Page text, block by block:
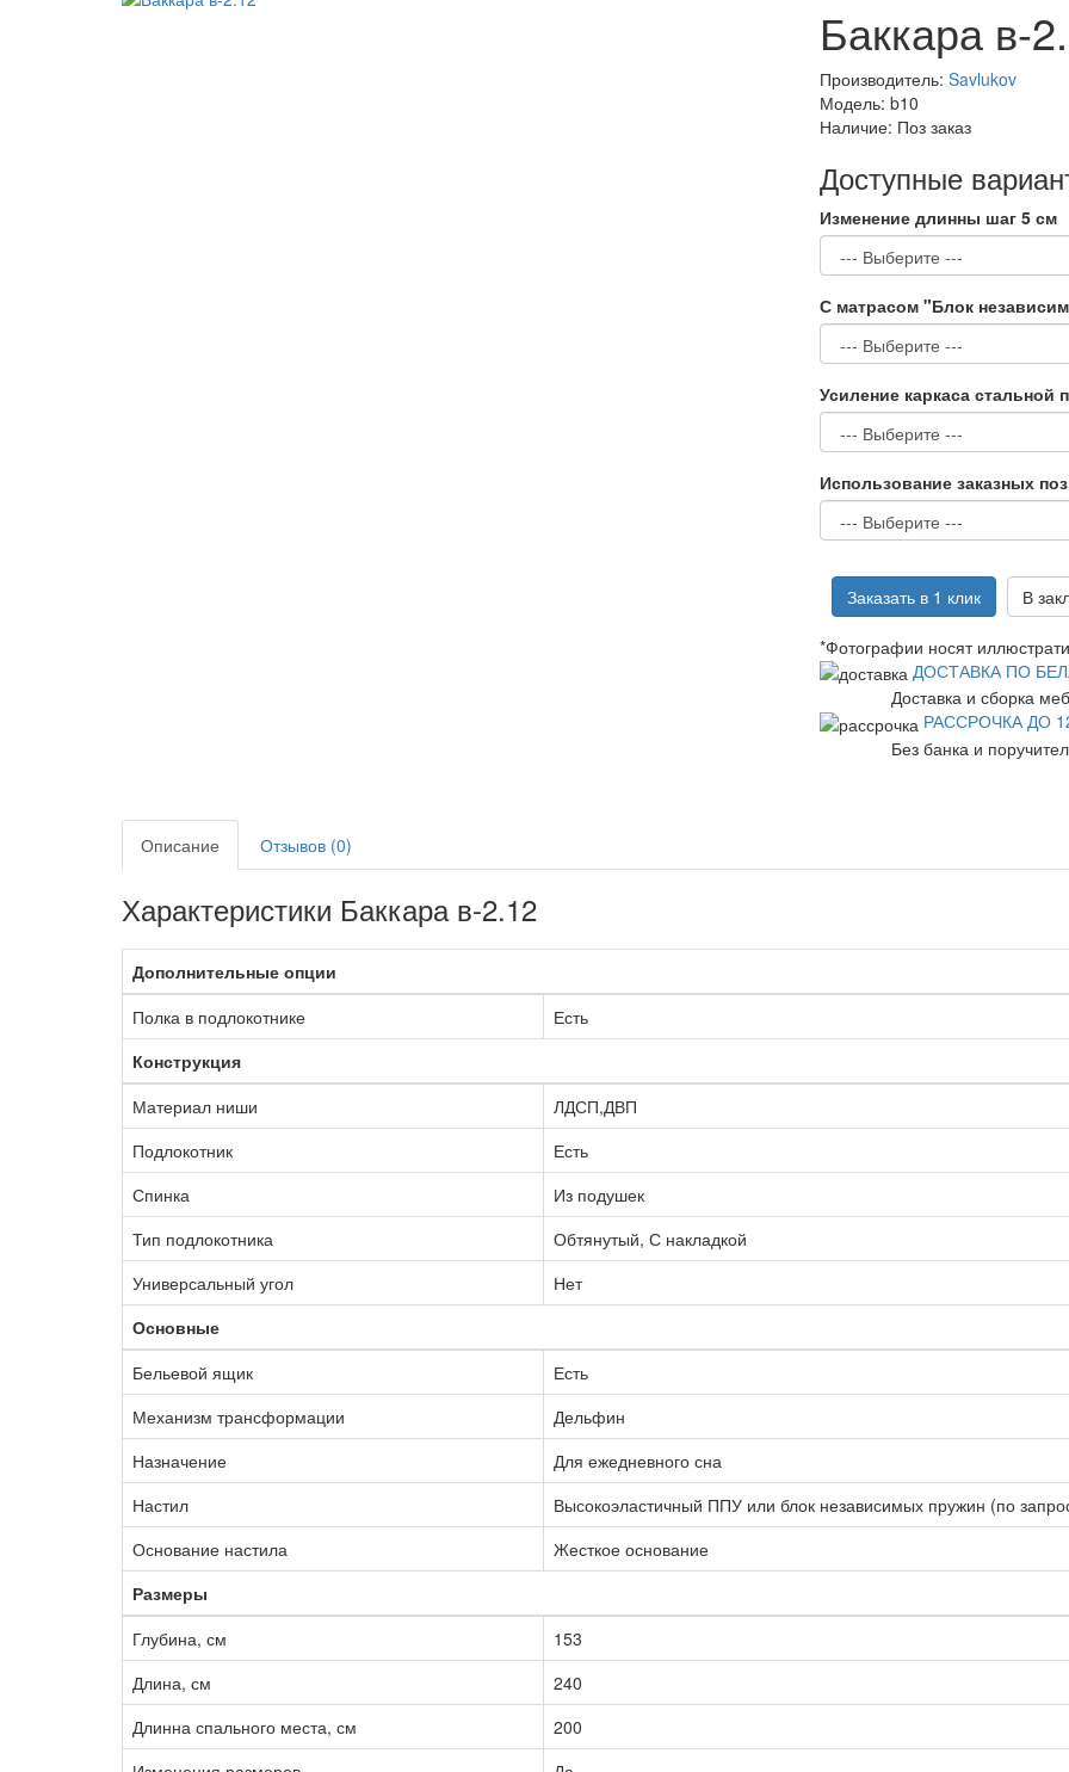
Баккара в-
Производитель: Savlukov
Модель: b10
Наличие: Поз заказ
Доступные
Изменение длинны шаг 5 см
С матрасом "Блок
Усиление каркаса стальной
Использование заказных
Заказать в 1 клик В
*Фотографии носят
ДОСТАВКА ПО
Доставка и сборка
РАССРОЧКА ДО
Без банка и
Описание Отзывов (0)
Характеристики Баккара в-2.12
Дополнительные опции
Полка в подлокотнике
Есть
Конструкция
Материал ниши
ЛДСП,ДВП
Подлокотник
Есть
Спинка
Из подушек
Тип подлокотника
Обтянутый, С накладкой
Универсальный угол
Нет
Основные
Бельевой ящик
Есть
Механизм трансформации
Дельфин
Назначение
Для ежедневного сна
Настил
Высокоэластичный ППУ или блок независимых пружин (по
Основание настила
Жесткое основание
Размеры
Глубина, см
153
Длина, см
240
Длинна спального места, см
200